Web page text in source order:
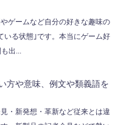
ゲームなど自分の好きな趣味の
いる状態｣です。本当にゲーム好
出...
方や意味、例文や類義語を
・新発想・革新など従来とは違